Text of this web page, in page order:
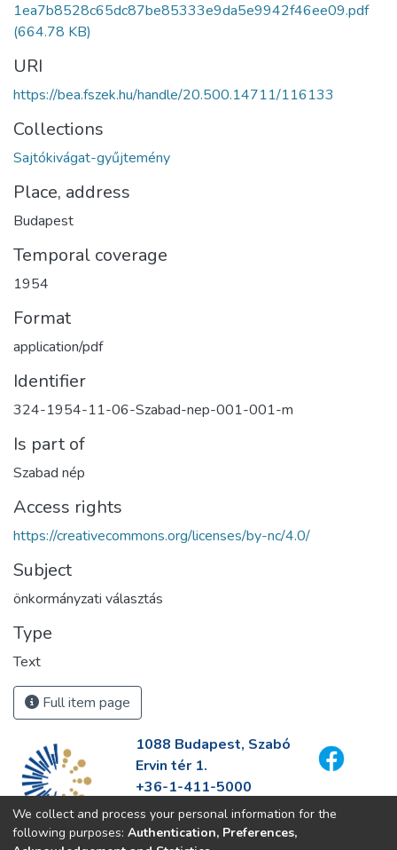
1ea7b8528c65dc87be85333e9da5e9942f46ee09.pdf
(664.78 KB)
URI
https://bea.fszek.hu/handle/20.500.14711/116133
Collections
Sajtókivágat-gyűjtemény
Place, address
Budapest
Temporal coverage
1954
Format
application/pdf
Identifier
324-1954-11-06-Szabad-nep-001-001-m
Is part of
Szabad nép
Access rights
https://creativecommons.org/licenses/by-nc/4.0/
Subject
önkormányzati választás
Type
Text
Full item page
1088 Budapest, Szabó
Ervin tér 1.
+36-1-411-5000
info@fszek.hu
https://fszek.hu
We collect and process your personal information for the
following purposes: Authentication, Preferences,